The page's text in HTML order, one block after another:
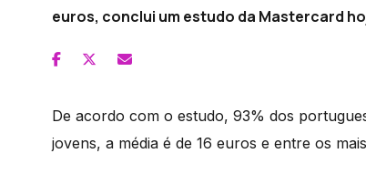
euros, conclui um estudo da Mastercard
De acordo com o estudo, 93% dos
jovens, a média é de 16 euros e entre os